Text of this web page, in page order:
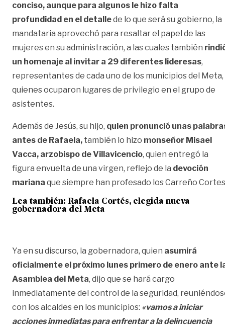
conciso, aunque para algunos le hizo falta
profundidad en el detallede lo que será su gobierno, la
mandataria aprovechó para resaltar el papel de las
mujeres en su administración, a las cuales también
un homenaje al invitar a 29 diferentes lideresas,
representantes de cada uno de los municipios del Meta,
quienes ocuparon lugares de privilegio en el grupo de
asistentes.
Además de Jesús, su hijo, quien pronunció unas
antes de Rafaela, también lo hizo monseñor Misael
Vacca, arzobispo de Villavicencio, quien entregó la
figura envuelta de una virgen, reflejo de la devoción
mariana que siempre han profesado los Carreño
Lea también: Rafaela Cortés, elegida nueva
gobernadora del Meta
Ya en su discurso, la gobernadora, quien asumirá
oficialmente el próximo lunes primero de enero ante
Asamblea del Meta, dijo que se hará cargo
inmediatamente del control de la seguridad,
con los alcaldes en los municipios: «vamos a iniciar
acciones inmediatas para enfrentar a la delincuencia